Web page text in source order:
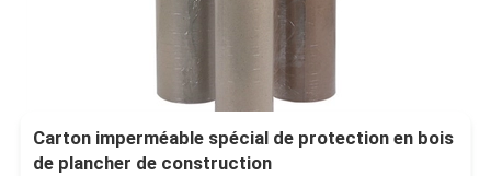
Carton imperméable spécial de protection en bois
de plancher de construction